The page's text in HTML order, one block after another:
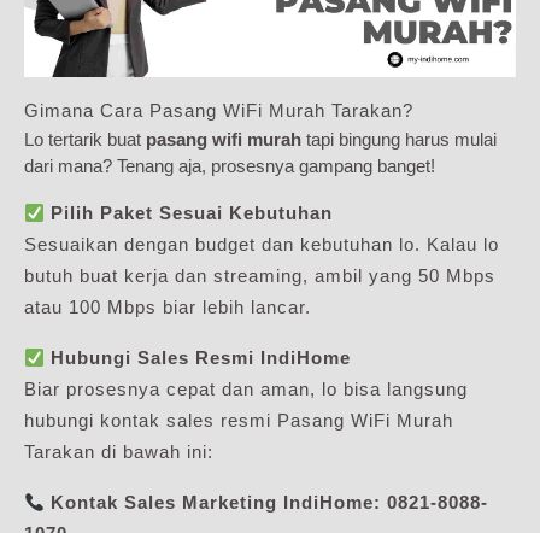
Gimana Cara Pasang WiFi Murah Tarakan?
Lo tertarik buat pasang wifi murah tapi bingung harus mulai
dari mana? Tenang aja, prosesnya gampang banget!
Pilih Paket Sesuai Kebutuhan
Sesuaikan dengan budget dan kebutuhan lo. Kalau lo
butuh buat kerja dan streaming, ambil yang 50 Mbps
atau 100 Mbps biar lebih lancar.
Hubungi Sales Resmi IndiHome
Biar prosesnya cepat dan aman, lo bisa langsung
hubungi kontak sales resmi Pasang WiFi Murah
Tarakan di bawah ini:
Kontak Sales Marketing IndiHome: 0821-8088-